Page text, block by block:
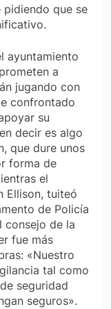
pidiendo que se
ayuntamiento
a
jugando con
confrontado
su
decir es algo
que dure unos
forma de
el
Ellison, tuiteó
de Policía
consejo de la
fue más
«Nuestro
tal como
seguridad
seguros».